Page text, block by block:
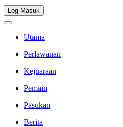
Log Masuk
Utama
Perlawanan
Kejuaraan
Pemain
Pasukan
Berita